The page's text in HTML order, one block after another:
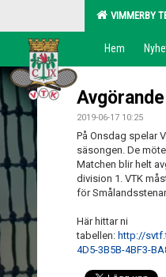
VIMMERBY
Hem
2019-06-17 10:25
På Onsdag spelar
säsongen. De
Matchen blir helt
division 1. VTK
för
Här hittar ni
tabellen: http://
4D5-3B5B-4BF3-